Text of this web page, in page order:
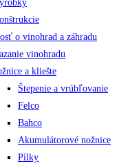
o vinohrad a záhradu
vinohradu
a kliešte
Štepenie a vrúbľovanie
Felco
Bahco
Akumulátorové nožnice
Pílky